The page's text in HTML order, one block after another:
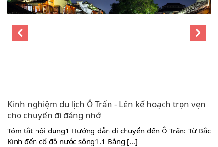
Khám phá du lịch Quý Châu Trung Quốc từ A-Z
Tóm tắt nội dung1 Một vài nét về Quý Châu1.1 Vị trí địa lý
và khí hậu1.2 Những nét văn […]